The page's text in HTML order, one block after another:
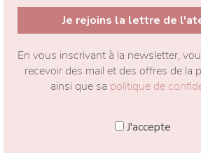
En vous inscrivant à la newsletter,
recevoir des mail et des offres de la
ainsi que sa politique de
J'accepte